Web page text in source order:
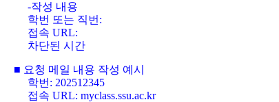
-작성 내용
학번 또는 직번:
접속 URL:
차단된 시간
■ 요청 메일 내용 작성 예시
학번: 202512345
접속 URL: myclass.ssu.ac.kr